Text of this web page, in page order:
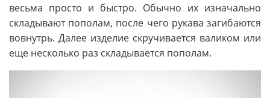
весьма просто и быстро. Обычно их изначально
складывают пополам, после чего рукава загибаются
вовнутрь. Далее изделие скручивается валиком или
еще несколько раз складывается пополам.